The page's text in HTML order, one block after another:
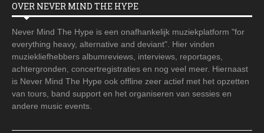
OVER NEVER MIND THE HYPE
Never Mind The Hype is een onafhankelijk muziekplatform "for
everything heavy, alternative and deviant". Hier vinden
muziekliefhebbers albumreviews, interviews, reportages,
achtergronden, concertregistraties en nog veel meer. Hiernaast
is Never Mind The Hype ook offline zeer actief met het opzetten
van tours, band support en het organiseren van sessies en
andere music events.